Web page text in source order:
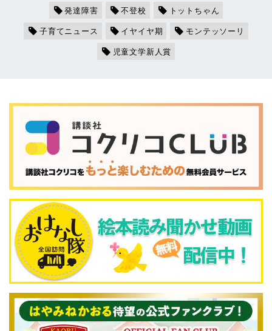
発達障害 不登校
トットちゃん
子育てニュース
イヤイヤ期
モンテッソーリ
児童文学新人賞